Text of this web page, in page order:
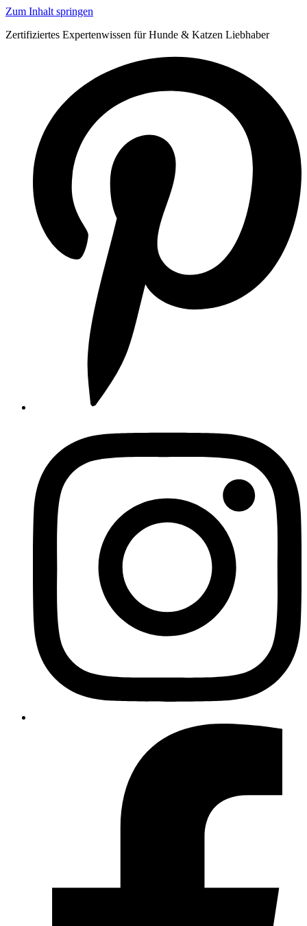
Zum Inhalt springen
Zertifiziertes Expertenwissen für Hunde & Katzen Liebhaber